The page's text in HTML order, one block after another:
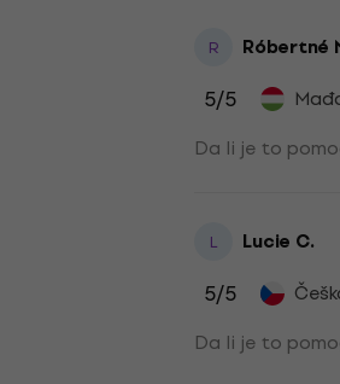
R Róbertné
5/5
Da li je to
L Lucie C.
5/5
Da li je to